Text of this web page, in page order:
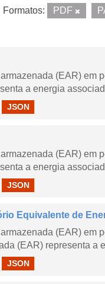
Formatos: PDF
(EAR) em
a energia
JSON
(EAR) em
a energia
JSON
Equivalente de
(EAR) em
(EAR) representa a
JSON